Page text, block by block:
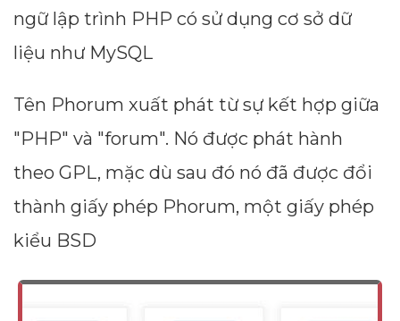
ngữ lập trình PHP có sử dụng cơ sở dữ
liệu như MySQL
Tên Phorum xuất phát từ sự kết hợp giữa
"PHP" và "forum". Nó được phát hành
theo GPL, mặc dù sau đó nó đã được đổi
thành giấy phép Phorum, một giấy phép
kiểu BSD